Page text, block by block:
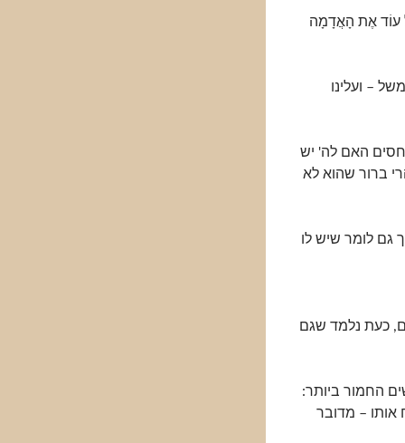
עוֹד אֶת הָאֲדָמָה
– ועלינו
האם לה' יש
ברור שהוא לא
גם לומר שיש לו
כעת נלמד שגם
החמור ביותר:
אותו – מדובר